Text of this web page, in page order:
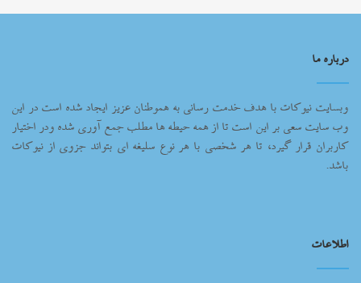
درباره ما
وبسایت نیوکات با هدف خدمت رسانی به هموطنان عزیز ایجاد شده است در این
وب سایت سعی بر این است تا از همه حیطه ها مطلب جمع آوری شده ودر اختیار
کاربران قرار گیرد، تا هر شخصی با هر نوع سلیغه ای بتواند جزوی از نیوکات
باشد.
اطلاعات